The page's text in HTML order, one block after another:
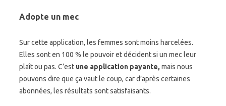
Adopte un mec
Sur cette application, les femmes sont moins harcelées.
Elles sont en 100 % le pouvoir et décident si un mec leur
plaît ou pas. C’est une application payante, mais nous
pouvons dire que ça vaut le coup, car d’après certaines
abonnées, les résultats sont satisfaisants.